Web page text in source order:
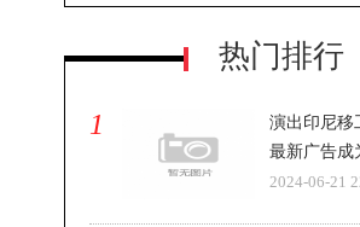
热门排行
1
演出印尼移
最新广告成
2024-06-21